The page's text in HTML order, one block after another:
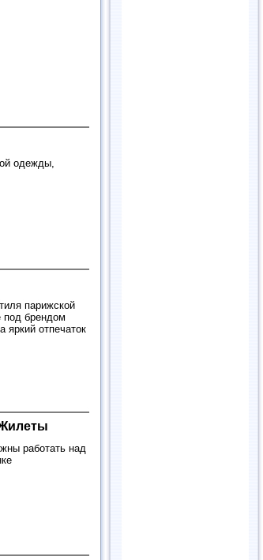
одежды,
парижской
под брендом
яркий отпечаток
работать над